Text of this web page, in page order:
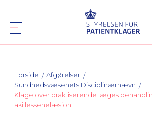
Forside
Afgørelser
Sundhedsvæsenets Disciplinærnævn
Klage over praktiserende læges
akillessenelæsion